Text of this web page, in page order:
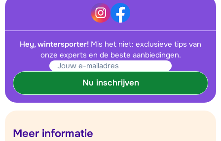
Hey, wintersporter! Mis het niet: exclusieve tips van
onze experts en de beste aanbiedingen.
Nu inschrijven
Meer informatie